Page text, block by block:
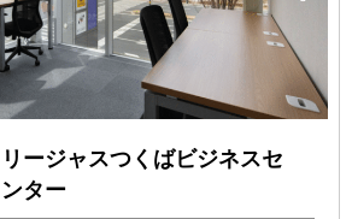
リージャスつくばビジネスセ
ンター